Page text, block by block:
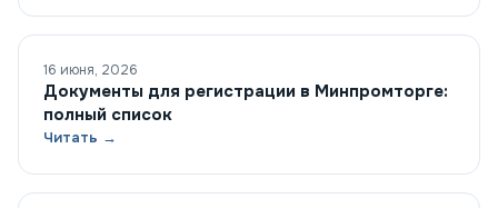
16 июня, 2026
Документы для регистрации в Минпромторге:
полный список
Читать →